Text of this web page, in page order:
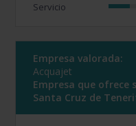
Servicio
Empresa valorada:
Acquajet
Empresa que ofrece
Santa Cruz de